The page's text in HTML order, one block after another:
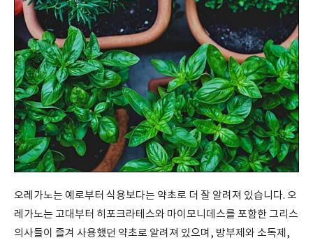
오레가노는 예로부터 식용보다는 약초로 더 잘 알려져 있습니다. 오
레가노는 고대부터 히포크라테스와 마이모니데스를 포함한 그리스
의사들이 즐겨 사용했던 약초로 알려져 있으며 , 방부제와 소독제 ,